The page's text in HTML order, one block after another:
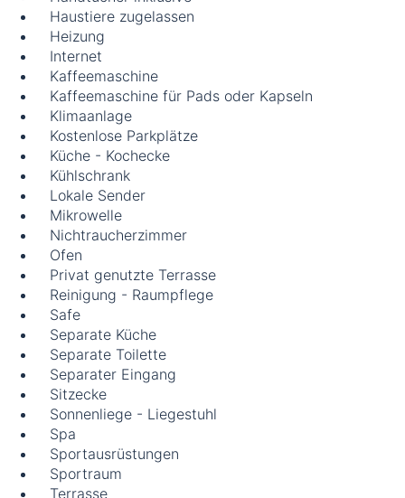
Haustiere zugelassen
Heizung
Internet
Kaffeemaschine
Kaffeemaschine für Pads oder Kapseln
Klimaanlage
Kostenlose Parkplätze
Küche - Kochecke
Kühlschrank
Lokale Sender
Mikrowelle
Nichtraucherzimmer
Ofen
Privat genutzte Terrasse
Reinigung - Raumpflege
Safe
Separate Küche
Separate Toilette
Separater Eingang
Sitzecke
Sonnenliege - Liegestuhl
Spa
Sportausrüstungen
Sportraum
Terrasse